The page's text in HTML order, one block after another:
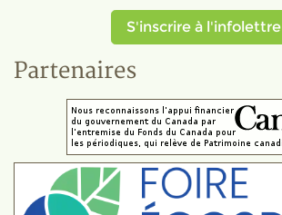
S'inscrire à l'infolettre
Partenaires